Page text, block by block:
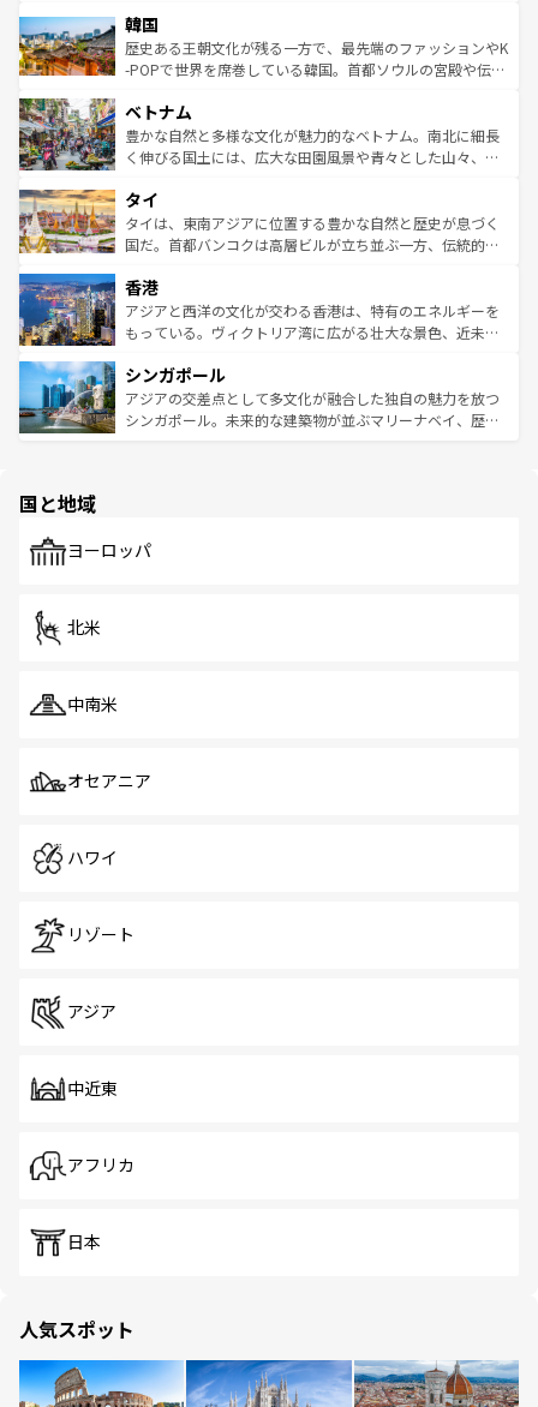
はコンテンツ一覧
いる。アクティビティも充実しており、サーフィンやダイ
ビング、ハイキングなど、アウトドア好きにはたまらな
い。オーストラリアの多彩な魅力を存分に味わいつくそ
参照してほしい。
ン）、静ひつな山岳地帯である台湾東部など、都市の喧騒
と山間の静けさが共存しており、訪れる人に新しい発見と
驚きをもたらしてくれる。また、奥深い台湾の食文化も魅
容にもいいと評判のスイーツなど、バラエティ豊かな料理
が味わえる。 なお、新着の台湾情報は コンテンツ一覧を参
照してほしい。
韓国
歴史ある王朝文化が残る一方で、最先端のファッションやK
-POPで世界を席巻している韓国。首都ソウルの宮殿や伝統
き、地方に足を延ばせば四季折々の自然美を楽しむことが
できる。そして、キムチや焼肉、絶品のストリートフード
まで、さまざまな韓国料理が待っている。夜には、韓国な
リティに包まれながら、韓国の多彩な魅力を心ゆくまで味
わってみてほしい。 なお、新着の韓国情報はコンテンツ一
覧を参照してほしい。
ベトナム
豊かな自然と多様な文化が魅力的なベトナム。南北に細長
く伸びる国土には、広大な田園風景や青々とした山々、世
急速な発展と共に伝統が息づく。ハノイの古い町並みやホ
ーチミン市のフランス統治時代の建物も、独特の雰囲気を
醸し出している。また、バラエティの豊かさとおいしさで
とつ。フォーやバインミー、ベトナムコーヒーなどは、ぜ
ひ現地で味わいたい。どの地域を訪れてもあたたかい人々
が旅行者を迎えてくれるので、きっと忘れられない旅にな
参照してほしい。
タイ
タイは、東南アジアに位置する豊かな自然と歴史が息づく
国だ。首都バンコクは高層ビルが立ち並ぶ一方、伝統的な
の活気が交差している。北部ではチェンマイなどの山岳地
帯で自然と触れ合い、南部ではプーケットやクラビの美し
いビーチでリゾート気分を楽しむことができる。タイ料理
激する。気候は一年中温暖で、どの季節にも異なる楽しみ
が待っている。親しみやすいタイの人々、仏教を中心とし
た文化、そして多様な観光資源が、訪れる旅人を魅了し続
香港
アジアと西洋の文化が交わる香港は、特有のエネルギーを
もっている。ヴィクトリア湾に広がる壮大な景色、近未来
み、どこを訪れても感動するはず。観光スポットが密集し
ており、効率よく見どころを回れるのも魅力。息をのむよ
うな絶景から文化的な体験まで、香港を存分に楽しみ尽く
シンガポール
アジアの交差点として多文化が融合した独自の魅力を放つ
シンガポール。未来的な建築物が並ぶマリーナベイ、歴史
で、ホーカーズは地元の風情を楽しめる外せないスポット
国と地域
ヨーロッパ
北米
中南米
オセアニア
ハワイ
リゾート
アジア
中近東
アフリカ
日本
人気スポット